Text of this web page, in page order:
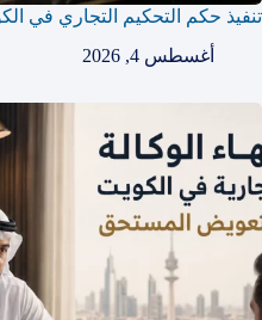
تنفيذ حكم التحكيم التجاري في
أغسطس 4, 2026